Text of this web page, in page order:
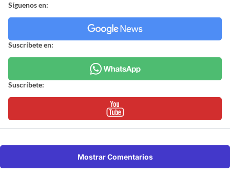
Síguenos en:
Suscríbete en:
Suscríbete:
Mostrar Comentarios